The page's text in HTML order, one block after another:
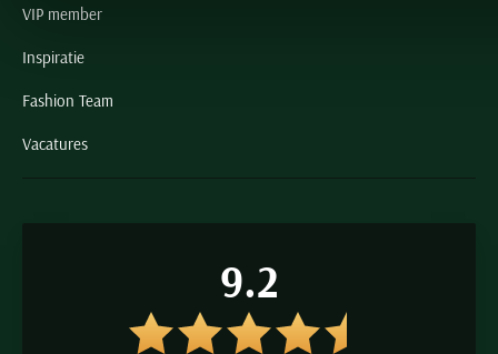
VIP member
Inspiratie
Fashion Team
Vacatures
9.2